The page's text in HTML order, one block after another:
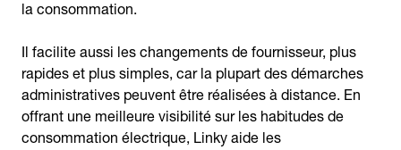
la consommation.
Il facilite aussi les changements de fournisseur, plus
rapides et plus simples, car la plupart des démarches
administratives peuvent être réalisées à distance. En
offrant une meilleure visibilité sur les habitudes de
consommation électrique, Linky aide les